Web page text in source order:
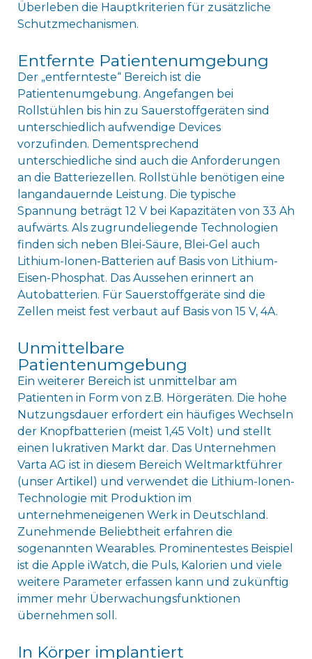
Überleben die Hauptkriterien für zusätzliche
Schutzmechanismen.
Entfernte Patientenumgebung
Der „entfernteste“ Bereich ist die
Patientenumgebung. Angefangen bei
Rollstühlen bis hin zu Sauerstoffgeräten sind
unterschiedlich aufwendige Devices
vorzufinden. Dementsprechend
unterschiedliche sind auch die Anforderungen
an die Batteriezellen. Rollstühle benötigen eine
langandauernde Leistung. Die typische
Spannung beträgt 12 V bei Kapazitäten von 33 Ah
aufwärts. Als zugrundeliegende Technologien
finden sich neben Blei-Säure, Blei-Gel auch
Lithium-Ionen-Batterien auf Basis von Lithium-
Eisen-Phosphat. Das Aussehen erinnert an
Autobatterien. Für Sauerstoffgeräte sind die
Zellen meist fest verbaut auf Basis von 15 V, 4A.
Unmittelbare
Patientenumgebung
Ein weiterer Bereich ist unmittelbar am
Patienten in Form von z.B. Hörgeräten. Die hohe
Nutzungsdauer erfordert ein häufiges Wechseln
der Knopfbatterien (meist 1,45 Volt) und stellt
einen lukrativen Markt dar. Das Unternehmen
Varta AG ist in diesem Bereich Weltmarktführer
(unser Artikel) und verwendet die Lithium-Ionen-
Technologie mit Produktion im
unternehmeneigenen Werk in Deutschland.
Zunehmende Beliebtheit erfahren die
sogenannten Wearables. Prominentestes Beispiel
ist die Apple iWatch, die Puls, Kalorien und viele
weitere Parameter erfassen kann und zukünftig
immer mehr Überwachungsfunktionen
übernehmen soll.
In Körper implantiert